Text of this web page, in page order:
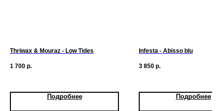
Thriwax & Mouraz - Low Tides
1 700 р.
Подробнее
Infesta - Abisso blu
3 850 р.
Подробнее